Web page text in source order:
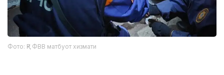
Фото: ҚР ФВВ матбуот хизмати